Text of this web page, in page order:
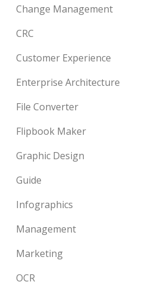
Change Management
CRC
Customer Experience
Enterprise Architecture
File Converter
Flipbook Maker
Graphic Design
Guide
Infographics
Management
Marketing
OCR